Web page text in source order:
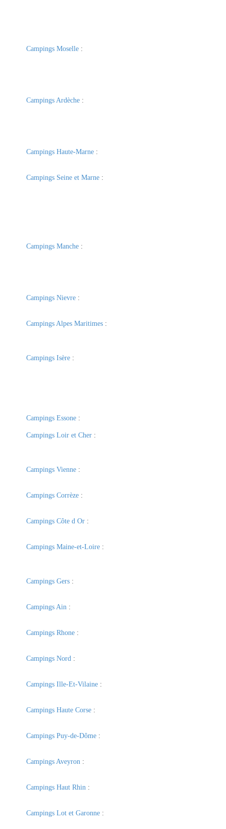
Campings Moselle:
Campings Ardèche:
Campings Haute-Marne:
Campings Seine et Marne:
Campings Manche:
Campings Nievre:
Campings Alpes Maritimes:
Campings Isère:
Campings Essone:
Campings Loir et Cher:
Campings Vienne:
Campings Corrèze:
Campings Côte d Or:
Campings Maine-et-Loire:
Campings Gers:
Campings Ain:
Campings Rhone:
Campings Nord:
Campings Ille-Et-Vilaine:
Campings Haute Corse:
Campings Puy-de-Dôme:
Campings Aveyron:
Campings Haut Rhin:
Campings Lot et Garonne: